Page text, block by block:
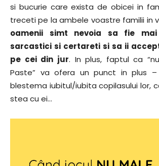
si bucurie care exista de obicei in
treceti pe la ambele voastre familii in
oamenii simt nevoia sa fie
sarcastici si certareti si sa ii
pe cei din jur. In plus, faptul ca
Paste” va ofera un punct in plus –
blestema iubitul/iubita copilasului lor,
stea cu ei…